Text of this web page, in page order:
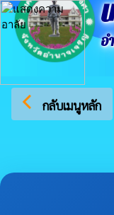
อ
arrow_back_ios กลับเมนูหลัก